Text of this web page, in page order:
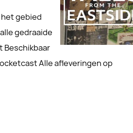
het gebied
gedraaide
Beschikbaar
Alle afleveringen op